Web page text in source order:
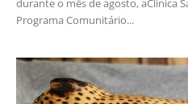
durante o mês de agosto, aClínica
Programa Comunitário...